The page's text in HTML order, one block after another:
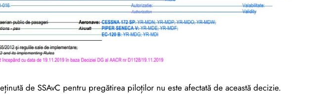
de SSAvC pentru pregătirea piloților nu este afectată de această decizie.